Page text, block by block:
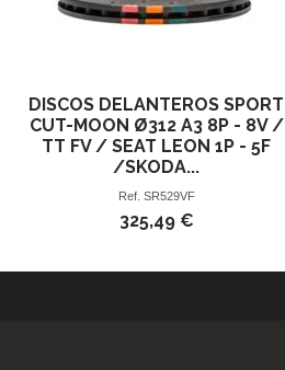
DISCOS DELANTEROS SPORT
CUT-MOON Ø312 A3 8P - 8V /
TT FV / SEAT LEON 1P - 5F
/SKODA...
Ref. SR529VF
325,49 €